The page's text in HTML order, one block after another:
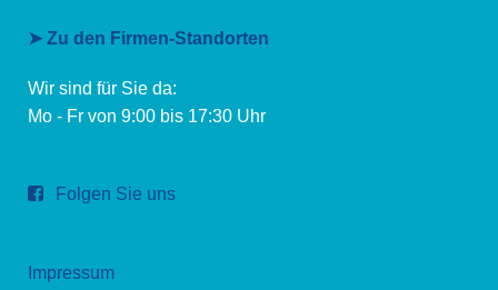
➤ Zu den Firmen-Standorten
Wir sind für Sie da:
Mo - Fr von 9:00 bis 17:30 Uhr
Folgen Sie uns
Impressum